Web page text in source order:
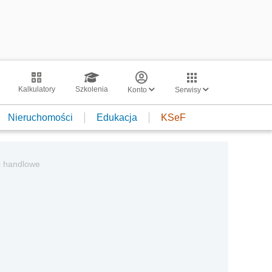
Kalkulatory Szkolenia Konto Serwisy
Nieruchomości Edukacja KSeF
handlowe